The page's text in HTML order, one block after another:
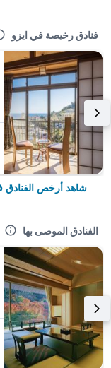
فنادق رخيصة في ايزو
شاهد أرخص الفنادق
الفنادق الموصى بها